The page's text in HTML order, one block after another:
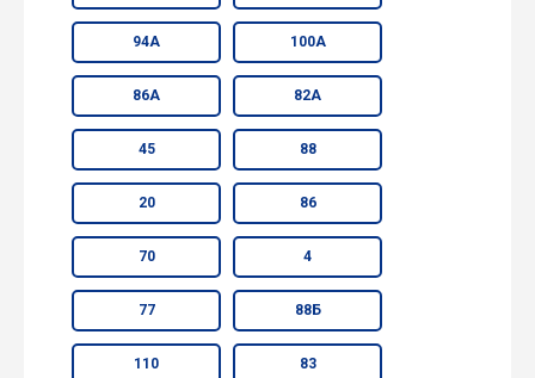
94А 100А
86А 82А
45 88
20 86
70 4
77 88Б
110 83